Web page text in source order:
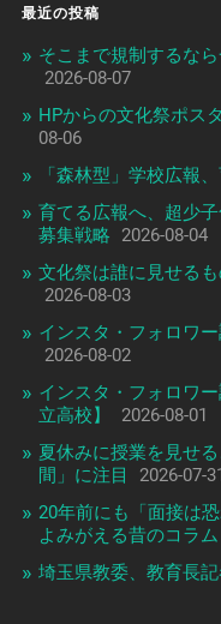
最近の投稿
そこまで規制するな
2026-08-07
HPからの文化祭ポス
08-06
「森林型」学校広報
育てる広報へ、超少
募集戦略
2026-08-04
文化祭は誰に見せる
2026-08-03
インスタ・フォロワ
2026-08-02
インスタ・フォロワ
立高校】
2026-08-01
夏休みに授業を見せ
間」に注目
2026-07-
20年前にも「面接は
よみがえる昔のコラム
埼玉県教委、教育長